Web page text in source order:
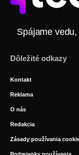
Spájame
Dôležité odkazy
Kontakt
Reklama
O nás
Redakcia
Zásady používania